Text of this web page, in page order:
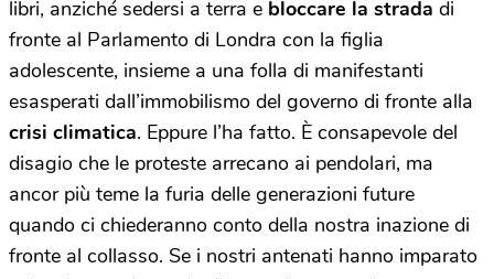
libri, anziché sedersi a terra e bloccare la strada di
fronte al Parlamento di Londra con la figlia
adolescente, insieme a una folla di manifestanti
esasperati dall’immobilismo del governo di fronte alla
crisi climatica. Eppure l’ha fatto. È consapevole del
disagio che le proteste arrecano ai pendolari, ma
ancor più teme la furia delle generazioni future
quando ci chiederanno conto della nostra inazione di
fronte al collasso. Se i nostri antenati hanno imparato